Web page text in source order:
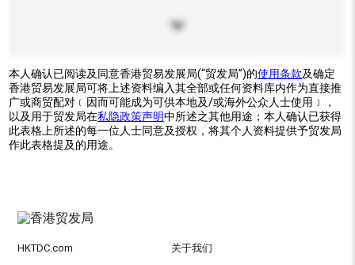
本人确认已阅读及同意香港贸易发展局(“贸发局”)的使用条款及确定
香港贸易发展局可将上述资料编入其全部或任何资料库内作为直接推
广或商贸配对﹝因而可能成为可供本地及/或海外公众人士使用﹞，
以及用于贸发局在私隐政策声明中所述之其他用途；本人确认已获得
此表格上所述的每一位人士同意及授权，将其个人资料提供予贸发局
作此表格提及的用途。
HKTDC.com 关于我们